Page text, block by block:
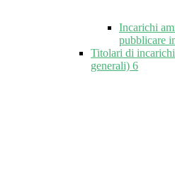
Incarichi
pubblicare
Titolari di
generali) 6